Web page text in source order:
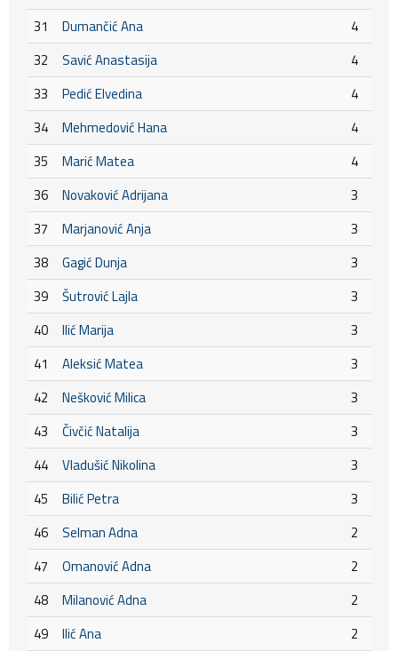
31
Dumančić Ana
4
32
Savić Anastasija
4
33
Pedić Elvedina
4
34
Mehmedović Hana
4
35
Marić Matea
4
36
Novaković Adrijana
3
37
Marjanović Anja
3
38
Gagić Dunja
3
39
Šutrović Lajla
3
40
Ilić Marija
3
41
Aleksić Matea
3
42
Nešković Milica
3
43
Čivčić Natalija
3
44
Vladušić Nikolina
3
45
Bilić Petra
3
46
Selman Adna
2
47
Omanović Adna
2
48
Milanović Adna
2
49
Ilić Ana
2